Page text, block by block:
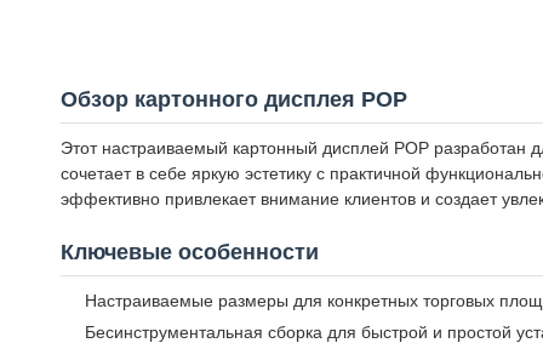
Обзор картонного дисплея POP
Этот настраиваемый картонный дисплей POP разработан
сочетает в себе яркую эстетику с практичной
эффективно привлекает внимание клиентов и создает
Ключевые особенности
Настраиваемые размеры для конкретных торговых
Бесинструментальная сборка для быстрой и простой